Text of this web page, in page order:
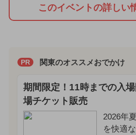
このイベントの詳しい
PR 関東のオススメおでかけ
期間限定！11時までの入
場チケット販売
2026年
を快適